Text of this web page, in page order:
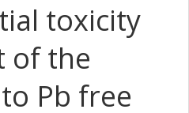
toxicity
of the
Pb free